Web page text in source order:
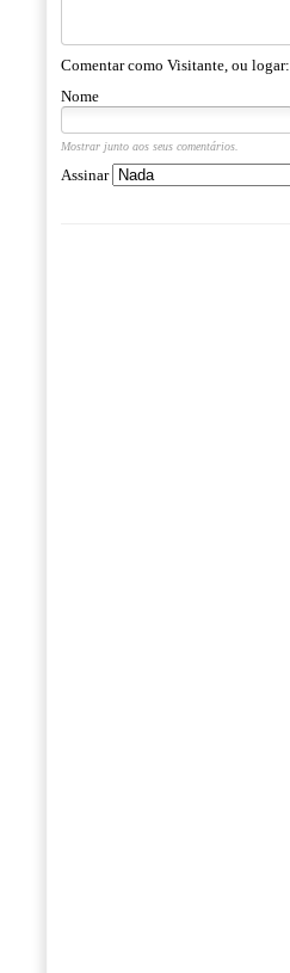
Comentar como Visitante, ou logar:
Nome
Mostrar junto aos seus comentários.
Assinar